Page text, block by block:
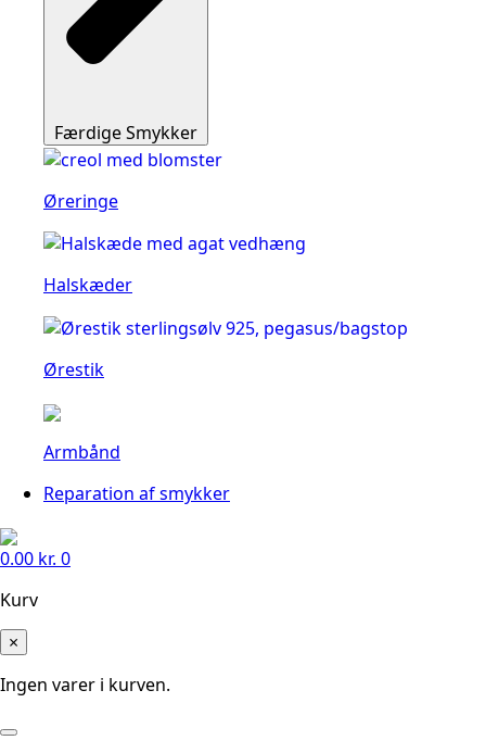
Færdige Smykker
Øreringe
Halskæder
Ørestik
Armbånd
Reparation af smykker
0.00 kr. 0
Kurv
×
Ingen varer i kurven.